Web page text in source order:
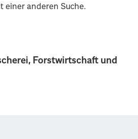
Forstwirtschaft und
einer anderen Suche.